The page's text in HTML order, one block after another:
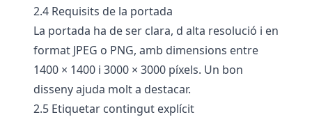
2.4 Requisits de la portada
La portada ha de ser clara, d alta resolució i en
format JPEG o PNG, amb dimensions entre
1400 × 1400 i 3000 × 3000 píxels. Un bon
disseny ajuda molt a destacar.
2.5 Etiquetar contingut explícit